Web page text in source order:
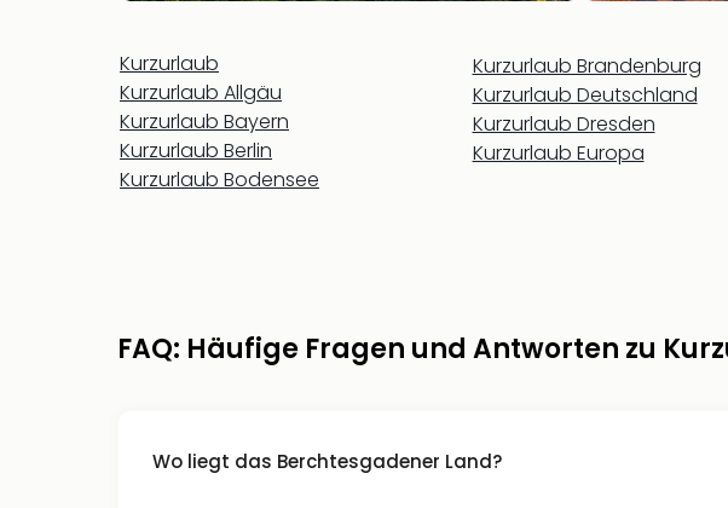
Kurzurlaub
Kurzurlaub Allgäu
Kurzurlaub Bayern
Kurzurlaub Berlin
Kurzurlaub Bodensee
Kurzurlaub Brandenburg
Kurzurlaub Deutschland
Kurzurlaub Dresden
Kurzurlaub Europa
FAQ: Häufige Fragen und Antworten zu
Wo liegt das Berchtesgadener Land?